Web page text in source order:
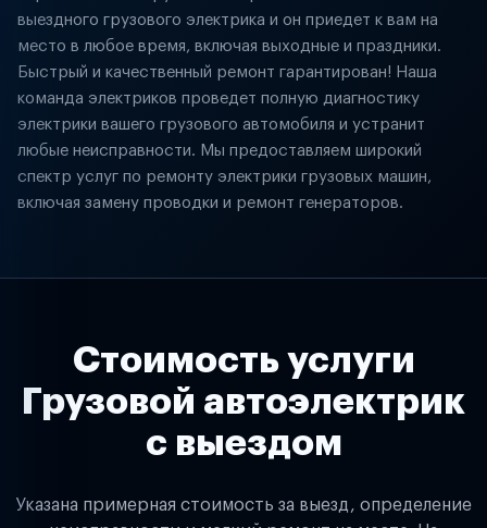
выездного грузового электрика и он приедет к вам на
место в любое время, включая выходные и праздники.
Быстрый и качественный ремонт гарантирован! Наша
команда электриков проведет полную диагностику
электрики вашего грузового автомобиля и устранит
любые неисправности. Мы предоставляем широкий
спектр услуг по ремонту электрики грузовых машин,
включая замену проводки и ремонт генераторов.
Стоимость услуги
Грузовой автоэлектрик
с выездом
Указана примерная стоимость за выезд, определение